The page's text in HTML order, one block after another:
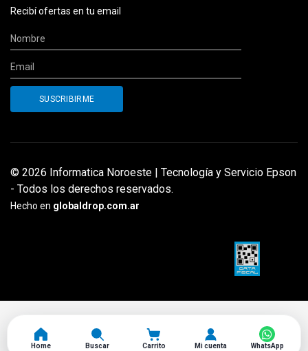
Recibí ofertas en tu email
© 2026 Informatica Noroeste | Tecnología y Servicio Epson
- Todos los derechos reservados.
Hecho en globaldrop.com.ar
Home Buscar Carrito Mi cuenta